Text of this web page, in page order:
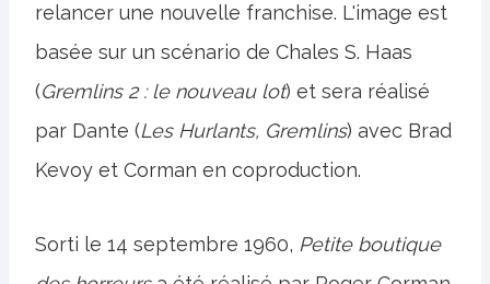
relancer une nouvelle franchise. L'image est
basée sur un scénario de Chales S. Haas
(Gremlins 2 : le nouveau lot) et sera réalisé
par Dante (Les Hurlants, Gremlins) avec Brad
Kevoy et Corman en coproduction.
Sorti le 14 septembre 1960, Petite boutique